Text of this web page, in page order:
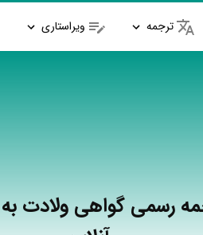
ترجمه ویراستاری
رسمی گواهی ولادت